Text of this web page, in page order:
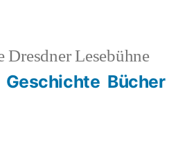
Dresdner Lesebühne
Geschichte Bücher